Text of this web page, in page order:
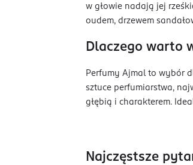
w głowie nadają jej
oudem, drzewem
Dlaczego warto
Perfumy Ajmal to wybór
sztuce perfumiarstwa,
głębią i charakterem.
Najczęstsze